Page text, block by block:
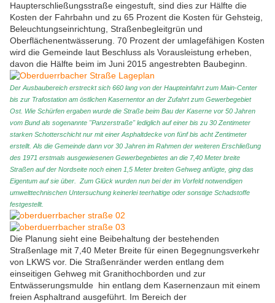
Haupterschließungsstraße eingestuft, sind dies zur Hälfte die
Kosten der Fahrbahn und zu 65 Prozent die Kosten für Gehsteig,
Beleuchtungseinrichtung, Straßenbegleitgrün und
Oberflächenentwässerung. 70 Prozent der umlagefähigen Kosten
wird die Gemeinde laut Beschluss als Vorausleistung erheben,
davon die Hälfte beim im Juni 2015 angestrebten Baubeginn.
Der Ausbaubereich erstreckt sich 660 lang von der Haupteinfahrt zum Main-Center
bis zur Trafostation am östlichen Kasernentor an der Zufahrt zum Gewerbegebiet
Ost. Wie Schürfen ergaben wurde die Straße beim Bau der Kaserne vor 50 Jahren
vom Bund als sogenannte "Panzerstraße" lediglich auf einer bis zu 30 Zentimeter
starken Schotterschicht nur mit einer Asphaltdecke von fünf bis acht Zentimeter
erstellt. Als die Gemeinde dann vor 30 Jahren im Rahmen der weiteren Erschließung
des 1971 erstmals ausgewiesenen Gewerbegebietes an die 7,40 Meter breite
Straßen auf der Nordseite noch einen 1,5 Meter breiten Gehweg anfügte, ging das
Eigentum auf sie über. Zum Glück wurden nun bei der im Vorfeld notwendigen
umwelttechnischen Untersuchung keinerlei teerhaltige oder sonstige Schadstoffe
festgestellt.
Die Planung sieht eine Beibehaltung der bestehenden
Straßenlage mit 7,40 Meter Breite für einen Begegnungsverkehr
von LKWS vor. Die Straßenränder werden entlang dem
einseitigen Gehweg mit Granithochborden und zur
Entwässerungsmulde hin entlang dem Kasernenzaun mit einem
freien Asphaltrand ausgeführt. Im Bereich der